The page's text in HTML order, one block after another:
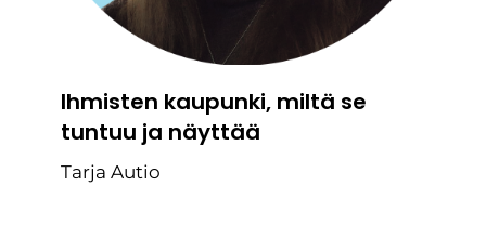
Ihmisten kaupunki, miltä se
tuntuu ja näyttää
Tarja Autio